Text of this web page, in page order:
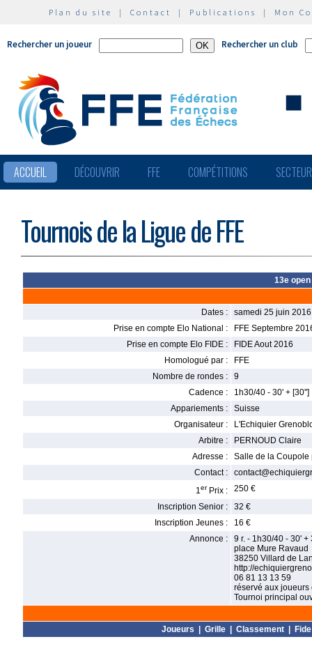
Plan du site | Contact | Publications | Mon
Rechercher un joueur Rechercher un club
ACCUEIL DÉCOUVRIR FFE COMPÉTITIONS
Tournois de la Ligue de FFE
13e
Dates :
samedi 25 juin
Prise en compte Elo National :
FFE Septembre
Prise en compte Elo FIDE :
FIDE Aout 2016
Homologué par :
FFE
Nombre de rondes :
9
Cadence :
1h30/40 - 30' + [30'']
Appariements :
Suisse
Organisateur :
L'Echiquier
Arbitre :
PERNOUD Claire
Adresse :
Salle de la Coupole
Contact :
1er Prix :
250 €
Inscription Senior :
32 €
Inscription Jeunes :
16 €
Annonce :
9 r. - 1h30/40 - 30'
place Mure Ravaud
38250 Villard de
http://
06 81 13 13 59
réservé aux
Tournoi principal
Joueurs Grille Classement Fide